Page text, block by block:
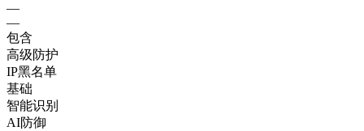
—
—
包含
高级防护
IP黑名单
基础
智能识别
AI防御